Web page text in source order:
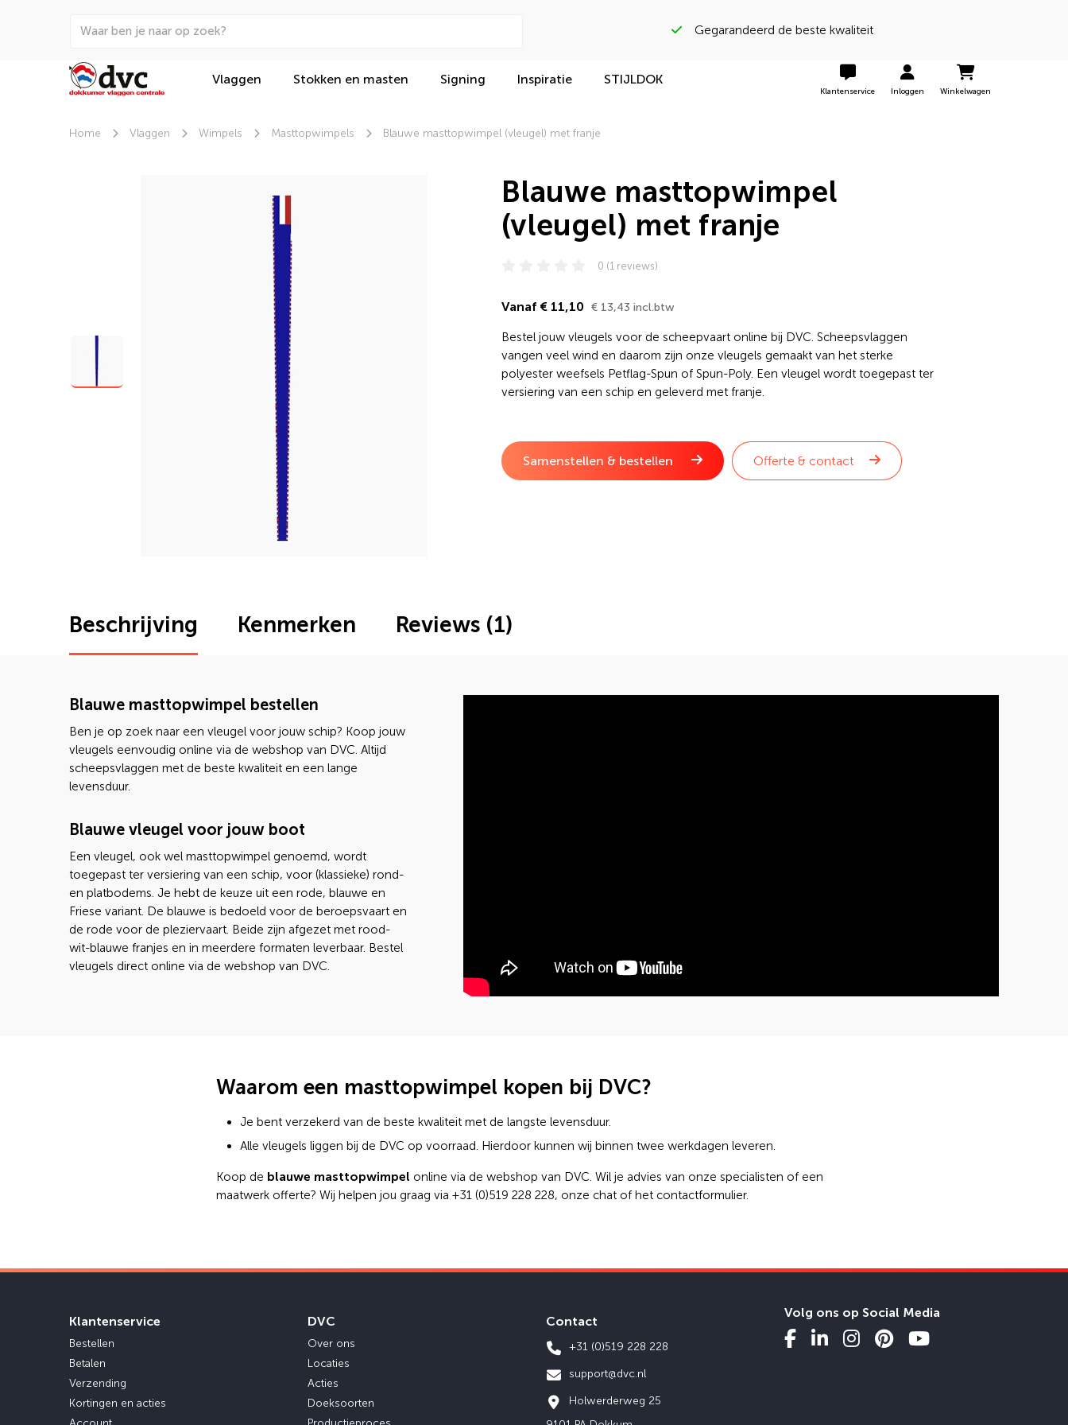
Gegarandeerd de beste kwaliteit
Vlaggen Stokken en masten Signing Inspiratie STIJLDOK
Klantenservice Inloggen Winkelwagen
Home Vlaggen Wimpels Masttopwimpels Blauwe masttopwimpel (vleugel) met franje
Blauwe masttopwimpel
(vleugel) met franje
0 (1 reviews)
Vanaf € 11,10 € 13,43 incl.btw
Bestel jouw vleugels voor de scheepvaart online bij DVC. Scheepsvlaggen
vangen veel wind en daarom zijn onze vleugels gemaakt van het sterke
polyester weefsels Petflag-Spun of Spun-Poly. Een vleugel wordt toegepast ter
versiering van een schip en geleverd met franje.
Samenstellen & bestellen Offerte & contact
Beschrijving
Blauwe masttopwimpel bestellen
Ben je op zoek naar een vleugel voor jouw schip? Koop jouw
vleugels eenvoudig online via de webshop van DVC. Altijd
scheepsvlaggen met de beste kwaliteit en een lange
levensduur.
Blauwe vleugel voor jouw boot
Een vleugel, ook wel masttopwimpel genoemd, wordt
toegepast ter versiering van een schip, voor (klassieke) rond-
en platbodems. Je hebt de keuze uit een rode, blauwe en
Friese variant. De blauwe is bedoeld voor de beroepsvaart en
de rode voor de pleziervaart. Beide zijn afgezet met rood-
wit-blauwe franjes en in meerdere formaten leverbaar. Bestel
vleugels direct online via de webshop van DVC.
Kenmerken Reviews (1)
Waarom een masttopwimpel kopen bij DVC?
Je bent verzekerd van de beste kwaliteit met de langste levensduur.
Alle vleugels liggen bij de DVC op voorraad. Hierdoor kunnen wij binnen twee werkdagen leveren.
Koop de blauwe masttopwimpel online via de webshop van DVC. Wil je advies van onze specialisten of een
maatwerk offerte? Wij helpen jou graag via +31 (0)519 228 228, onze chat of het contactformulier.
Klantenservice
Bestellen
Betalen
Verzending
Kortingen en acties
DVC
Over ons
Locaties
Acties
Doeksoorten
Contact
+31 (0)519 228 228
support@dvc.nl
Holwerderweg 25
Volg ons op Social Media